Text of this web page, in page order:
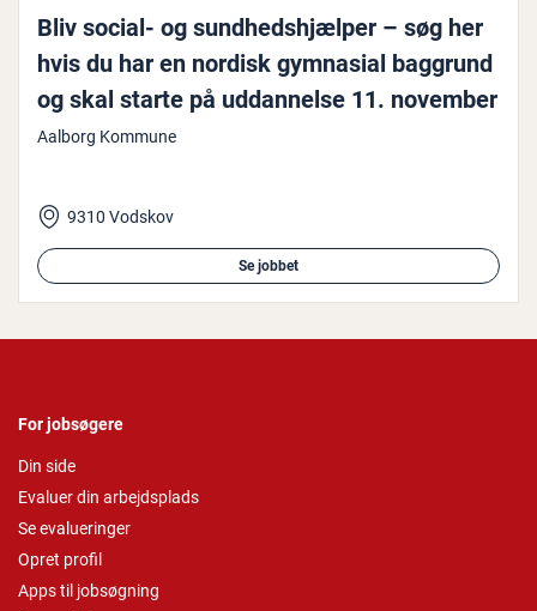
Bliv social- og sund­heds­hjæl­per – søg her
hvis du har en nordisk gymnasial baggrund
og skal starte på ud­dan­nel­se 11. november
Aalborg Kommune
9310 Vodskov
Se jobbet
For jobsøgere
Din side
Evaluer din arbejdsplads
Se evalueringer
Opret profil
Apps til jobsøgning